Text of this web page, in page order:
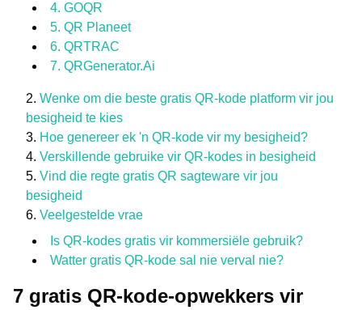
4. GOQR
5. QR Planeet
6. QRTRAC
7. QRGenerator.Ai
Wenke om die beste gratis QR-kode platform vir jou
besigheid te kies
Hoe genereer ek 'n QR-kode vir my besigheid?
Verskillende gebruike vir QR-kodes in besigheid
Vind die regte gratis QR sagteware vir jou
besigheid
Veelgestelde vrae
Is QR-kodes gratis vir kommersiële gebruik?
Watter gratis QR-kode sal nie verval nie?
7 gratis QR-kode-opwekkers vir